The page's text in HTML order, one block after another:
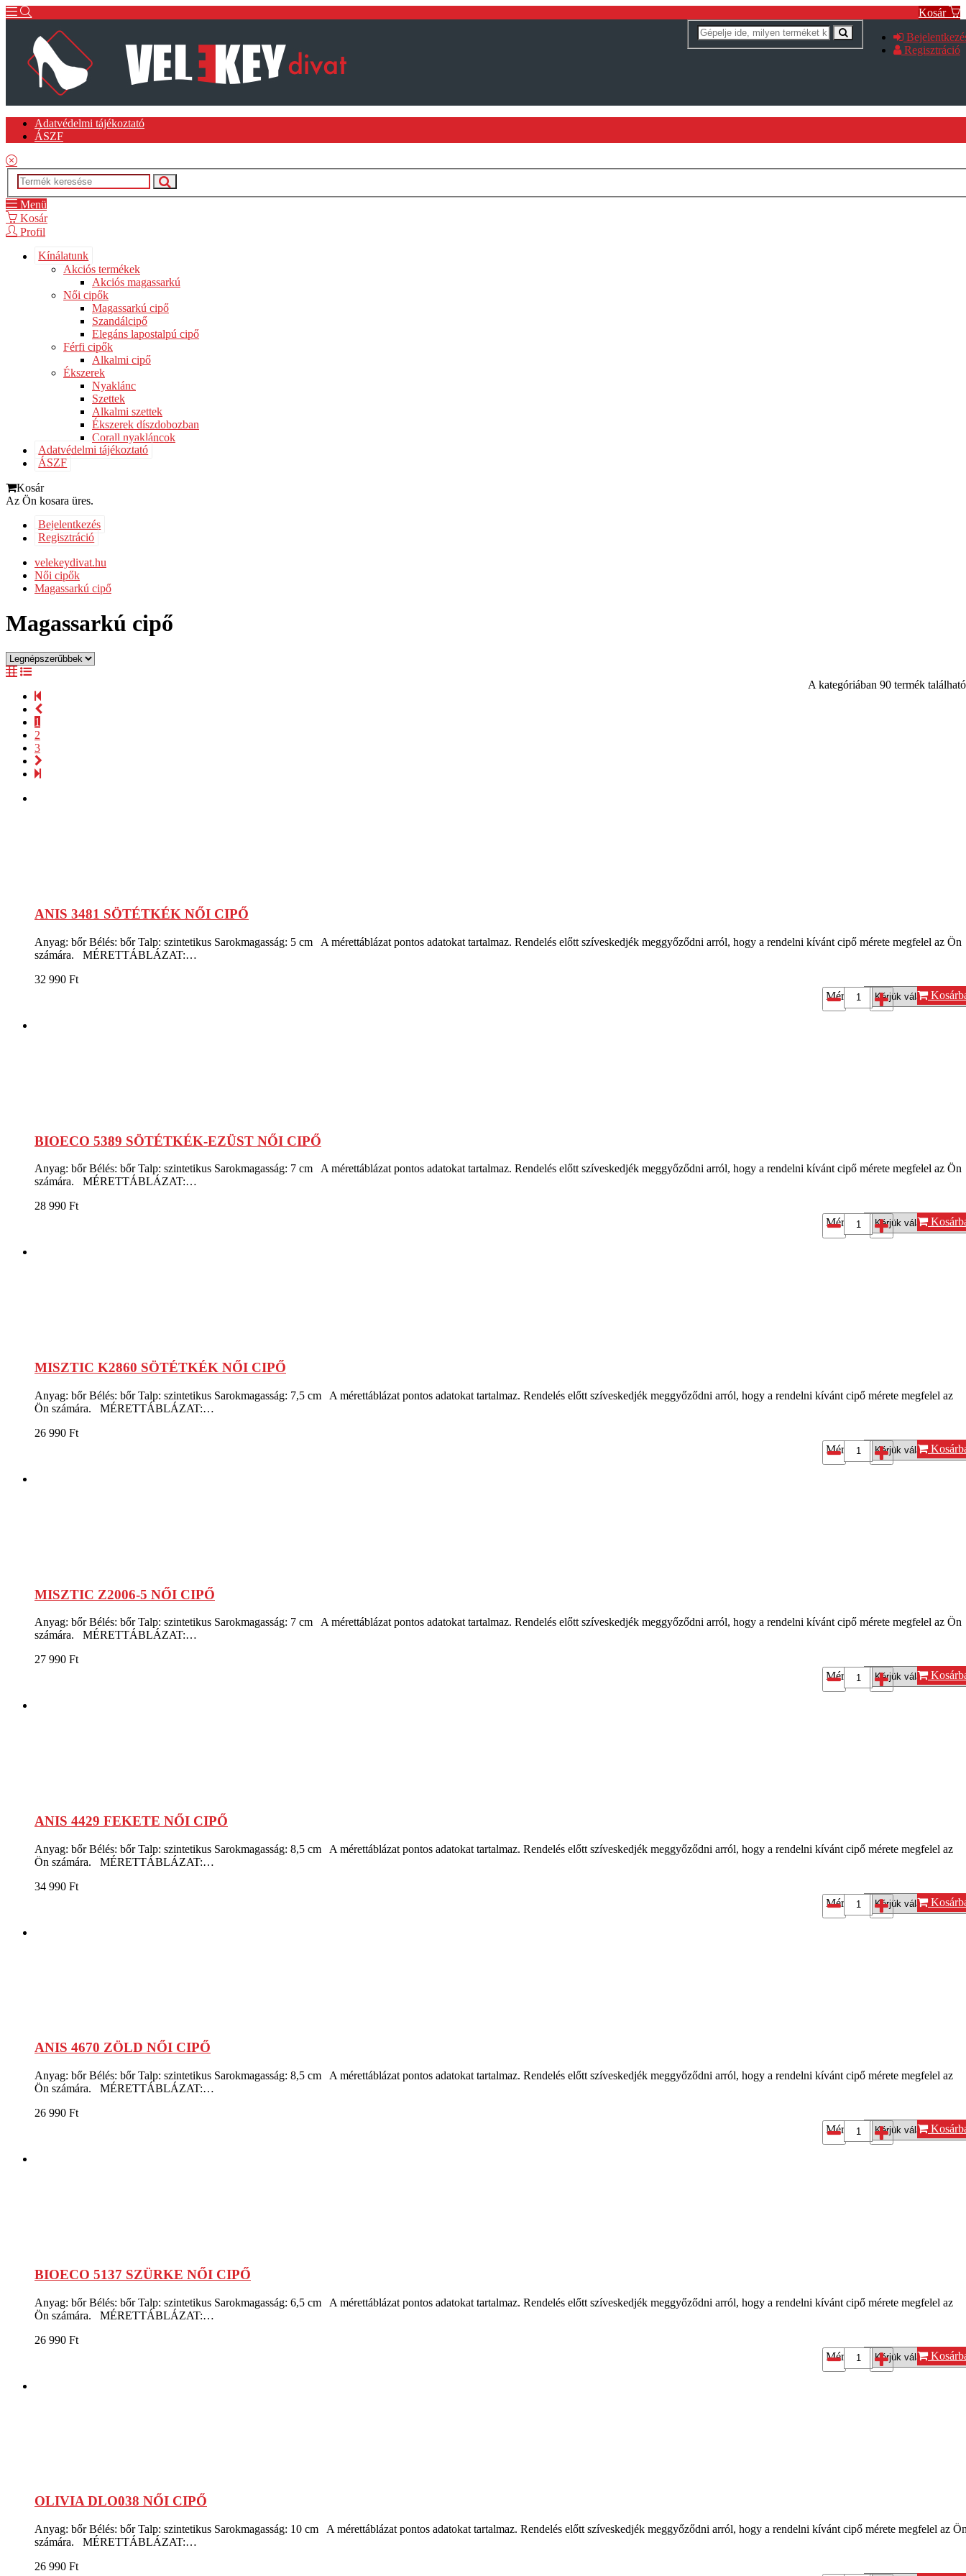
Kosár
Regisztráció
Adatvédelmi tájékoztató
ÁSZF
Menü
Kosár
Profil
Kínálatunk
Akciós termékek
Akciós magassarkú
Női cipők
Magassarkú cipő
Szandálcipő
Elegáns lapostalpú cipő
Férfi cipők
Alkalmi cipő
Ékszerek
Nyaklánc
Szettek
Alkalmi szettek
Ékszerek díszdobozban
Corall nyakláncok
Adatvédelmi tájékoztató
ÁSZF
Kosár
Az Ön kosara üres.
Bejelentkezés
Regisztráció
velekeydivat.hu
Női cipők
Magassarkú cipő
Magassarkú cipő
A kategóriában 90 termék
1
2
3
ANIS 3481 SÖTÉTKÉK NŐI CIPŐ
Anyag: bőr Bélés: bőr Talp: szintetikus Sarokmagasság: 5 cm A mérettáblázat pontos adatokat tartalmaz. Rendelés előtt szíveskedjék meggyőződni arról, hogy a rendelni kívánt cipő mérete megfelel az Ön
számára. MÉRETTÁBLÁZAT:…
32 990 Ft
Méret*:
BIOECO 5389 SÖTÉTKÉK-EZÜST NŐI CIPŐ
Anyag: bőr Bélés: bőr Talp: szintetikus Sarokmagasság: 7 cm A mérettáblázat pontos adatokat tartalmaz. Rendelés előtt szíveskedjék meggyőződni arról, hogy a rendelni kívánt cipő mérete megfelel az Ön
számára. MÉRETTÁBLÁZAT:…
28 990 Ft
Méret*:
MISZTIC K2860 SÖTÉTKÉK NŐI CIPŐ
Anyag: bőr Bélés: bőr Talp: szintetikus Sarokmagasság: 7,5 cm A mérettáblázat pontos adatokat tartalmaz. Rendelés előtt szíveskedjék meggyőződni arról, hogy a rendelni kívánt cipő mérete megfelel az
Ön számára. MÉRETTÁBLÁZAT:…
26 990 Ft
Méret*:
MISZTIC Z2006-5 NŐI CIPŐ
Anyag: bőr Bélés: bőr Talp: szintetikus Sarokmagasság: 7 cm A mérettáblázat pontos adatokat tartalmaz. Rendelés előtt szíveskedjék meggyőződni arról, hogy a rendelni kívánt cipő mérete megfelel az Ön
számára. MÉRETTÁBLÁZAT:…
27 990 Ft
Méret*:
ANIS 4429 FEKETE NŐI CIPŐ
Anyag: bőr Bélés: bőr Talp: szintetikus Sarokmagasság: 8,5 cm A mérettáblázat pontos adatokat tartalmaz. Rendelés előtt szíveskedjék meggyőződni arról, hogy a rendelni kívánt cipő mérete megfelel az
Ön számára. MÉRETTÁBLÁZAT:…
34 990 Ft
Méret*:
ANIS 4670 ZÖLD NŐI CIPŐ
Anyag: bőr Bélés: bőr Talp: szintetikus Sarokmagasság: 8,5 cm A mérettáblázat pontos adatokat tartalmaz. Rendelés előtt szíveskedjék meggyőződni arról, hogy a rendelni kívánt cipő mérete megfelel az
Ön számára. MÉRETTÁBLÁZAT:…
26 990 Ft
Méret*:
BIOECO 5137 SZÜRKE NŐI CIPŐ
Anyag: bőr Bélés: bőr Talp: szintetikus Sarokmagasság: 6,5 cm A mérettáblázat pontos adatokat tartalmaz. Rendelés előtt szíveskedjék meggyőződni arról, hogy a rendelni kívánt cipő mérete megfelel az
Ön számára. MÉRETTÁBLÁZAT:…
26 990 Ft
Méret*:
OLIVIA DLO038 NŐI CIPŐ
Anyag: bőr Bélés: bőr Talp: szintetikus Sarokmagasság: 10 cm A mérettáblázat pontos adatokat tartalmaz. Rendelés előtt szíveskedjék meggyőződni arról, hogy a rendelni kívánt cipő mérete megfelel az
számára. MÉRETTÁBLÁZAT:…
26 990 Ft